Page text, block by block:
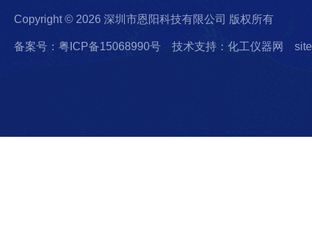
Copyright © 2026 深圳市恩阳科技有限公司 版权所有
备案号：粤ICP备15068990号 技术支持：化工仪器网